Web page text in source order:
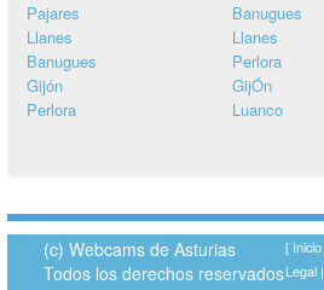
Pajares
Llanes
Banugues
Gijón
Perlora
Banugues
Llanes
Perlora
GijÓn
Luanco
(c) Webcams de Asturias
Todos los derechos reservados
[ Inicio
Legal |